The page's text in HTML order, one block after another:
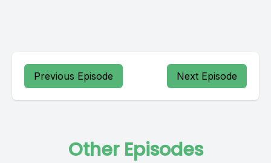
Previous Episode Next Episode
Other Episodes